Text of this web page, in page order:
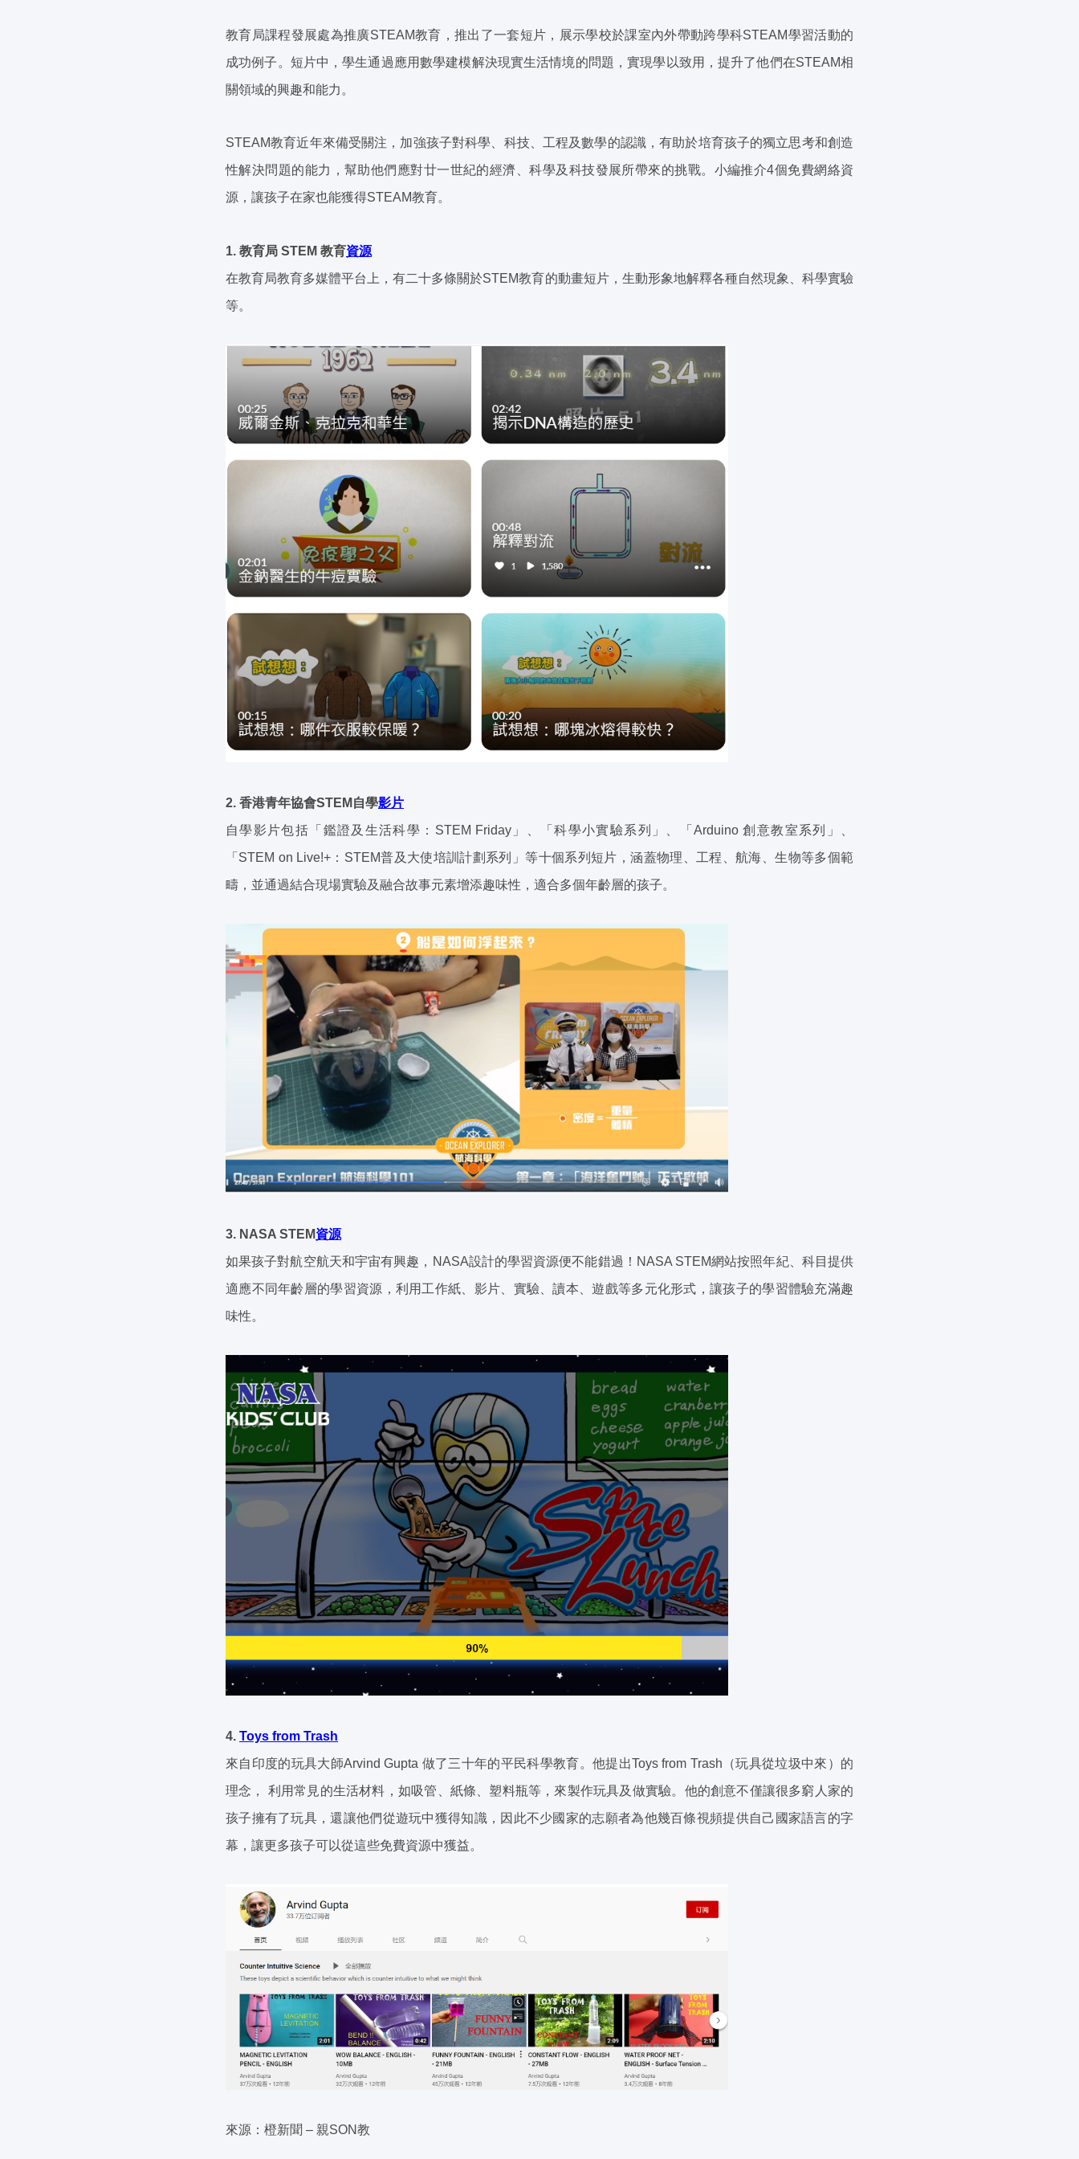
教育局課程發展處為推廣STEAM教育，推出了一套短片，展示學校於課室內外帶動跨學科STEAM學習活動的
成功例子。短片中，學生通過應用數學建模解決現實生活情境的問題，實現學以致用，提升了他們在STEAM相
關領域的興趣和能力。
STEAM教育近年來備受關注，加強孩子對科學、科技、工程及數學的認識，有助於培育孩子的獨立思考和創造
性解決問題的能力，幫助他們應對廿一世紀的經濟、科學及科技發展所帶來的挑戰。小編推介4個免費網絡資
源，讓孩子在家也能獲得STEAM教育。
1. 教育局 STEM 教育資源
在教育局教育多媒體平台上，有二十多條關於STEM教育的動畫短片，生動形象地解釋各種自然現象、科學實驗
等。
2. 香港青年協會STEM自學影片
自學影片包括「鑑證及生活科學：STEM Friday」、「科學小實驗系列」、「Arduino 創意教室系列」、
「STEM on Live!+：STEM普及大使培訓計劃系列」等十個系列短片，涵蓋物理、工程、航海、生物等多個範
疇，並通過結合現場實驗及融合故事元素增添趣味性，適合多個年齡層的孩子。
3. NASA STEM資源
如果孩子對航空航天和宇宙有興趣，NASA設計的學習資源便不能錯過！NASA STEM網站按照年紀、科目提供
適應不同年齡層的學習資源，利用工作紙、影片、實驗、讀本、遊戲等多元化形式，讓孩子的學習體驗充滿趣
味性。
4. Toys from Trash
來自印度的玩具大師Arvind Gupta 做了三十年的平民科學教育。他提出Toys from Trash（玩具從垃圾中來）的
理念， 利用常見的生活材料，如吸管、紙條、塑料瓶等，來製作玩具及做實驗。他的創意不僅讓很多窮人家的
孩子擁有了玩具，還讓他們從遊玩中獲得知識，因此不少國家的志願者為他幾百條視頻提供自己國家語言的字
幕，讓更多孩子可以從這些免費資源中獲益。
來源：橙新聞 – 親SON教